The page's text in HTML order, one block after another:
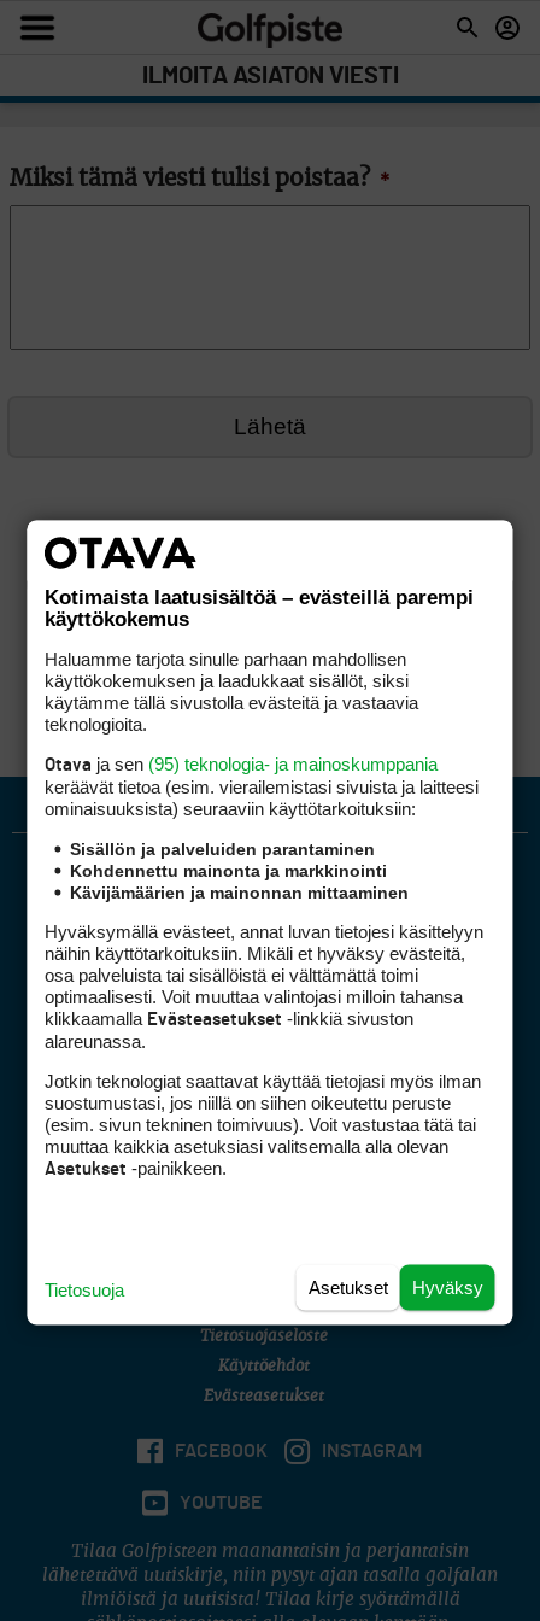
ILMOITA ASIATON VIESTI
Miksi tämä viesti tulisi poistaa? *
Golfpiste mediakortti
Golfpisteen yhteystiedot
DSA avoimuusraportti
Asiakaspalvelu
(digi) digi@otavamedia.fi
Tietosuojaseloste
Käyttöehdot
Evästeasetukset
FACEBOOK INSTAGRAM
YOUTUBE
Tilaa Golfpisteen maanantaisin ja perjantaisin
lähetettävä uutiskirje, niin pysyt ajan tasalla golfalan
ilmiöistä ja uutisista! Tilaa kirje syöttämällä
Kotimaista laatusisältöä – evästeillä parempi
käyttökokemus
Haluamme tarjota sinulle parhaan mahdollisen
käyttökokemuksen ja laadukkaat sisällöt, siksi
käytämme tällä sivustolla evästeitä ja vastaavia
teknologioita.
Otava ja sen (95) teknologia- ja mainoskumppania
keräävät tietoa (esim. vierailemis­tasi sivuista ja laitteesi
ominaisuuk­sista) seuraaviin käyttötarkoituksiin:
Sisällön ja palveluiden parantaminen
Kohdennettu mainonta ja markkinointi
Kävijämäärien ja mainonnan mittaaminen
Hyväksymällä evästeet, annat luvan tietojesi käsittelyyn
näihin käyttötarkoituksiin. Mikäli et hyväksy evästeitä,
osa palveluista tai sisällöistä ei välttämättä toimi
optimaalisesti. Voit muuttaa valintojasi milloin tahansa
klikkaamalla Evästeasetukset -linkkiä sivuston
alareunassa.
Jotkin teknologiat saattavat käyttää tietojasi myös ilman
suostumustasi, jos niillä on siihen oikeutettu peruste
(esim. sivun tekninen toimivuus). Voit vastustaa tätä tai
muuttaa kaikkia asetuksiasi valitsemalla alla olevan
Asetukset -painikkeen.
Hyväksy
Asetukset
Tietosuoja